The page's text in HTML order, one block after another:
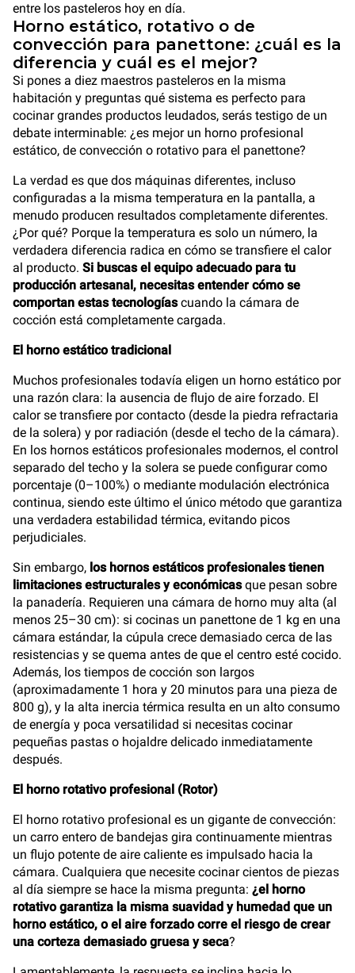
entre los pasteleros hoy en día.
Horno estático, rotativo o de
convección para panettone: ¿cuál es la
diferencia y cuál es el mejor?
Si pones a diez maestros pasteleros en la misma
habitación y preguntas qué sistema es perfecto para
cocinar grandes productos leudados, serás testigo de un
debate interminable: ¿es mejor un horno profesional
estático, de convección o rotativo para el panettone?
La verdad es que dos máquinas diferentes, incluso
configuradas a la misma temperatura en la pantalla, a
menudo producen resultados completamente diferentes.
¿Por qué? Porque la temperatura es solo un número, la
verdadera diferencia radica en cómo se transfiere el calor
al producto. Si buscas el equipo adecuado para tu
producción artesanal, necesitas entender cómo se
comportan estas tecnologíascuando la cámara de
cocción está completamente cargada.
El horno estático tradicional
Muchos profesionales todavía eligen un horno estático por
una razón clara: la ausencia de flujo de aire forzado. El
calor se transfiere por contacto (desde la piedra refractaria
de la solera) y por radiación (desde el techo de la cámara).
En los hornos estáticos profesionales modernos, el control
separado del techo y la solera se puede configurar como
porcentaje (0–100%) o mediante modulación electrónica
continua, siendo este último el único método que garantiza
una verdadera estabilidad térmica, evitando picos
perjudiciales.
Sin embargo, los hornos estáticos profesionales tienen
limitaciones estructurales y económicasque pesan sobre
la panadería. Requieren una cámara de horno muy alta (al
menos 25–30 cm): si cocinas un panettone de 1 kg en una
cámara estándar, la cúpula crece demasiado cerca de las
resistencias y se quema antes de que el centro esté cocido.
Además, los tiempos de cocción son largos
(aproximadamente 1 hora y 20 minutos para una pieza de
800 g), y la alta inercia térmica resulta en un alto consumo
de energía y poca versatilidad si necesitas cocinar
pequeñas pastas o hojaldre delicado inmediatamente
después.
El horno rotativo profesional (Rotor)
El horno rotativo profesional es un gigante de convección:
un carro entero de bandejas gira continuamente mientras
un flujo potente de aire caliente es impulsado hacia la
cámara. Cualquiera que necesite cocinar cientos de piezas
al día siempre se hace la misma pregunta: ¿el horno
rotativo garantiza la misma suavidad y humedad que un
horno estático, o el aire forzado corre el riesgo de crear
una corteza demasiado gruesa y seca?